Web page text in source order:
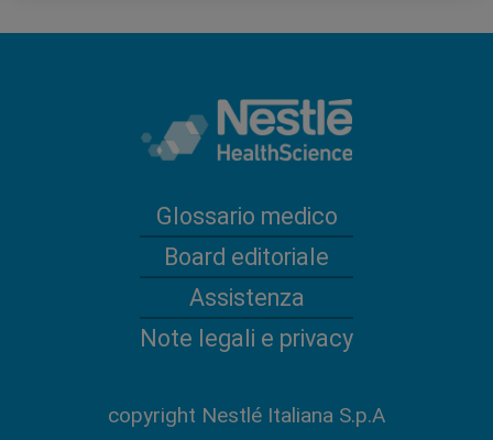
Glossario medico
Board editoriale
Assistenza
Note legali e privacy
copyright Nestlé Italiana S.p.A